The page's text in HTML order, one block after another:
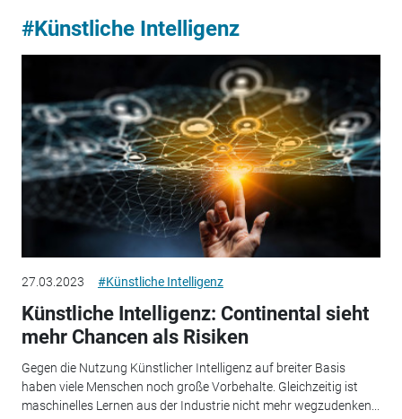
#Künstliche Intelligenz
27.03.2023 #Künstliche Intelligenz
Künstliche Intelligenz: Continental sieht
mehr Chancen als Risiken
Gegen die Nutzung Künstlicher Intelligenz auf breiter Basis
haben viele Menschen noch große Vorbehalte. Gleichzeitig ist
maschinelles Lernen aus der Industrie nicht mehr wegzudenken...